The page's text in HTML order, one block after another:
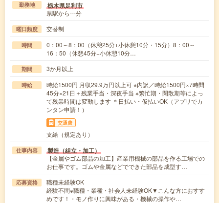
勤務地 栃木県足利市
県駅から---分
曜日頻度 交替制
時間
0：00～8：00（休憩25分+小休憩10分・15分）8：00～
16：50（休憩45分+小休憩10分…
期間 3か月以上
時給
時給1500円 月収29.9万円以上可 ※内訳／時給1500円×7時間
45分×21日＋残業手当・深夜手当 ※繁忙期・閑散期等によっ
て残業時間は変動します ＊日払い・仮払いOK（アプリでカ
ンタン申請！）
交通費
支給（規定あり）
仕事内容 製造（組立・加工）
【金属やゴム部品の加工】産業用機械の部品を作る工場での
お仕事です。ゴムや金属などでできた部品を成型す…
応募資格
職種未経験OK
経験不問※職種・業種・社会人未経験OK▼こんな方におすす
めです！・モノ作りに興味がある・機械の操作や…